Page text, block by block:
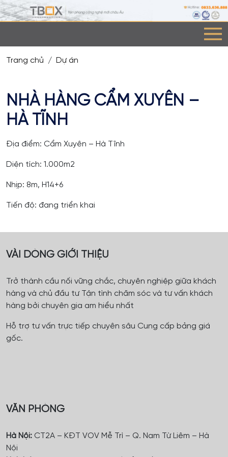
Trang chủ Dự án
NHÀ HÀNG CẨM XUYÊN –
HÀ TĨNH
Địa điểm: Cẩm Xuyên – Hà Tĩnh
Diện tích: 1.000m2
Nhịp: 8m, H14+6
Tiến độ: đang triển khai
VÀI DÒNG GIỚI THIỆU
Trở thành cầu nối vững chắc, chuyên nghiệp giữa khách
hàng và chủ đầu tư Tận tình chăm sóc và tư vấn khách
hàng bởi chuyên gia am hiểu nhất
Hỗ trợ tư vấn trực tiếp chuyên sâu Cung cấp bảng giá
gốc.
VĂN PHÒNG
Hà Nội: CT2A – KĐT VOV Mễ Trì – Q. Nam Từ Liêm – Hà
Nội